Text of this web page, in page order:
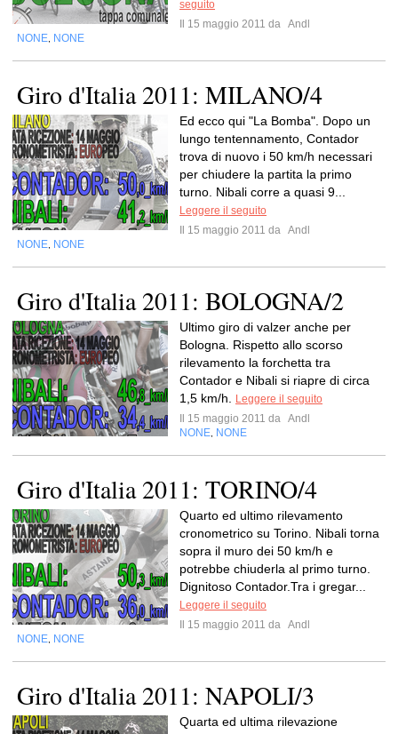
seguito
Il 15 maggio 2011 da Andl
NONE NONE
Giro d'Italia 2011: MILANO/4
Ed ecco qui "La Bomba". Dopo un
lungo tentennamento, Contador
trova di nuovo i 50 km/h necessari
per chiudere la partita la primo
turno. Nibali corre a quasi 9...
Leggere il seguito
Il 15 maggio 2011 da Andl
NONE NONE
Giro d'Italia 2011: BOLOGNA/2
Ultimo giro di valzer anche per
Bologna. Rispetto allo scorso
rilevamento la forchetta tra
Contador e Nibali si riapre di circa
1,5 km/h.
Leggere il seguito
Il 15 maggio 2011 da Andl
NONE NONE
Giro d'Italia 2011: TORINO/4
Quarto ed ultimo rilevamento
cronometrico su Torino. Nibali torna
sopra il muro dei 50 km/h e
potrebbe chiuderla al primo turno.
Dignitoso Contador.Tra i gregar...
Leggere il seguito
Il 15 maggio 2011 da Andl
NONE NONE
Giro d'Italia 2011: NAPOLI/3
Quarta ed ultima rilevazione